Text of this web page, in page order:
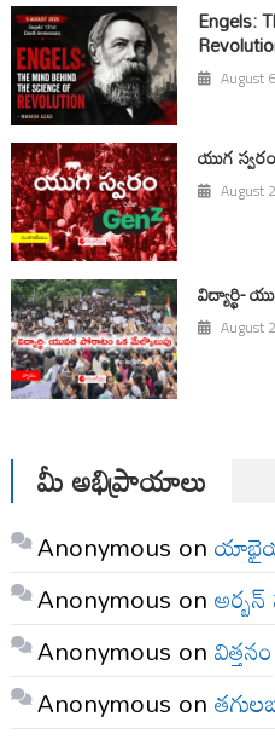
Engels:
August
యుగ స్వ‌రం
August
విద్యార్థి-
August
మీ అభిప్రాయాలు
Anonymous on
Anonymous on
Anonymous onవిత్తనం
Anonymous on